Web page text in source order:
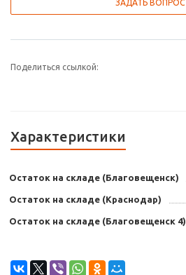
ЗАДАТЬ ВОПРОС
Поделиться ссылкой:
Характеристики
Остаток на складе (Благовещенск)
Остаток на складе (Краснодар)
Остаток на складе (Благовещенск 4)